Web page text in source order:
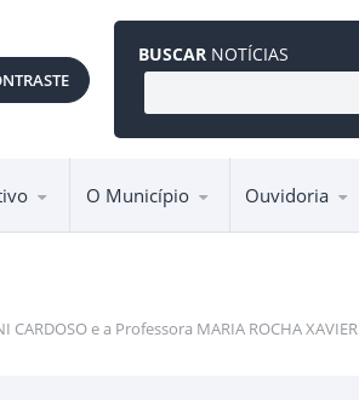
BUSCAR NOTÍCIAS
O Município Ouvidoria
e a Professora MARIA ROCHA XAVIER